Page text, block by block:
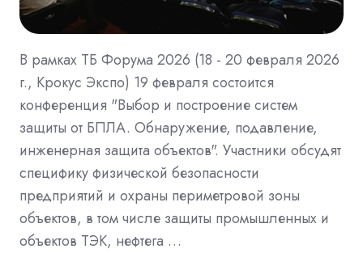
В рамках ТБ Форума 2026 (18 - 20 февраля 2026
г., Крокус Экспо) 19 февраля состоится
конференция "Выбор и построение систем
защиты от БПЛА. Обнаружение, подавление,
инженерная защита объектов". Участники обсудят
специфику физической безопасности
предприятий и охраны периметровой зоны
объектов, в том числе защиты промышленных и
объектов ТЭК, нефтега …